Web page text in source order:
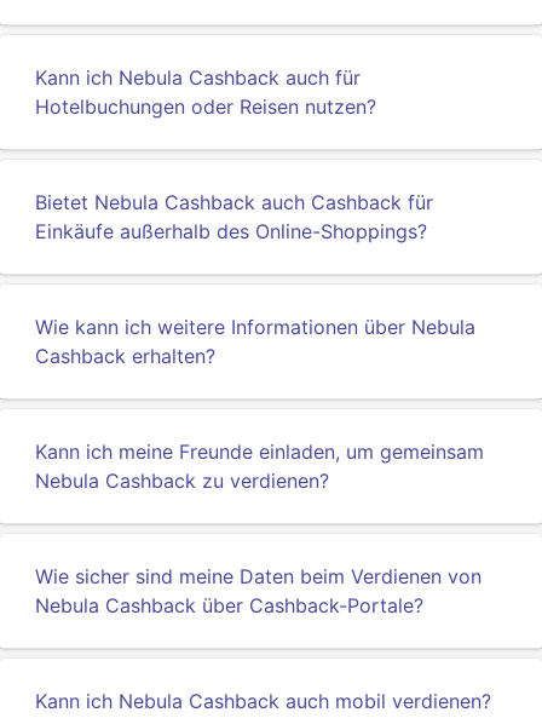
Kann ich Nebula Cashback auch für
Hotelbuchungen oder Reisen nutzen?
Bietet Nebula Cashback auch Cashback für
Einkäufe außerhalb des Online-Shoppings?
Wie kann ich weitere Informationen über Nebula
Cashback erhalten?
Kann ich meine Freunde einladen, um gemeinsam
Nebula Cashback zu verdienen?
Wie sicher sind meine Daten beim Verdienen von
Nebula Cashback über Cashback-Portale?
Kann ich Nebula Cashback auch mobil verdienen?